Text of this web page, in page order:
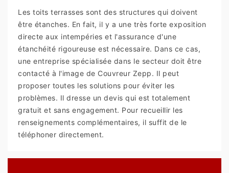
Les toits terrasses sont des structures qui doivent
être étanches. En fait, il y a une très forte exposition
directe aux intempéries et l'assurance d'une
étanchéité rigoureuse est nécessaire. Dans ce cas,
une entreprise spécialisée dans le secteur doit être
contacté à l'image de Couvreur Zepp. Il peut
proposer toutes les solutions pour éviter les
problèmes. Il dresse un devis qui est totalement
gratuit et sans engagement. Pour recueillir les
renseignements complémentaires, il suffit de le
téléphoner directement.